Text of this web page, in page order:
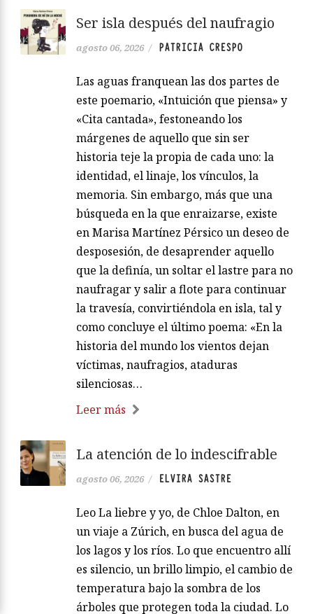
Ser isla después del naufragio
agosto 06, 2026 / PATRICIA CRESPO
Las aguas franquean las dos partes de
este poemario, «Intuición que piensa» y
«Cita cantada», festoneando los
márgenes de aquello que sin ser
historia teje la propia de cada uno: la
identidad, el linaje, los vínculos, la
memoria. Sin embargo, más que una
búsqueda en la que enraizarse, existe
en Marisa Martínez Pérsico un deseo de
desposesión, de desaprender aquello
que la definía, un soltar el lastre para no
naufragar y salir a flote para continuar
la travesía, convirtiéndola en isla, tal y
como concluye el último poema: «En la
historia del mundo los vientos dejan
víctimas, naufragios, ataduras
silenciosas…
Leer más
La atención de lo indescifrable
agosto 06, 2026 / ELVIRA SASTRE
Leo La liebre y yo, de Chloe Dalton, en
un viaje a Zúrich, en busca del agua de
los lagos y los ríos. Lo que encuentro allí
es silencio, un brillo limpio, el cambio de
temperatura bajo la sombra de los
árboles que protegen toda la ciudad. Lo